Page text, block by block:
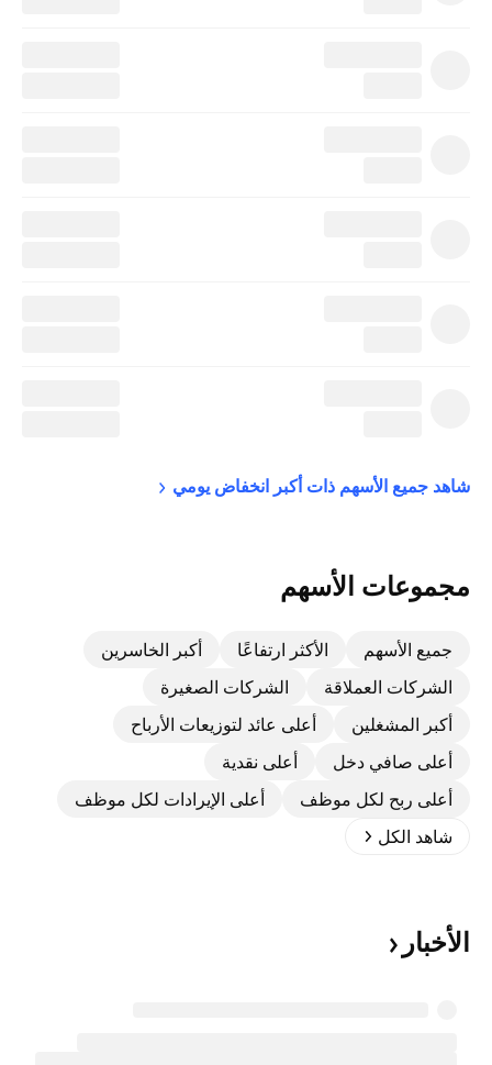
شاهد جميع الأسهم ذات أكبر انخفاض يومي
مجموعات الأسهم
جميع الأسهم الأكثر ارتفاعًا
أكبر الخاسرين
الشركات العملاقة
الشركات الصغيرة
أكبر المشغلين
أعلى عائد لتوزيعات الأرباح
أعلى صافي دخل
أعلى نقدية
أعلى ربح لكل موظف
أعلى الإيرادات لكل موظف
شاهد الكل
الأخبار